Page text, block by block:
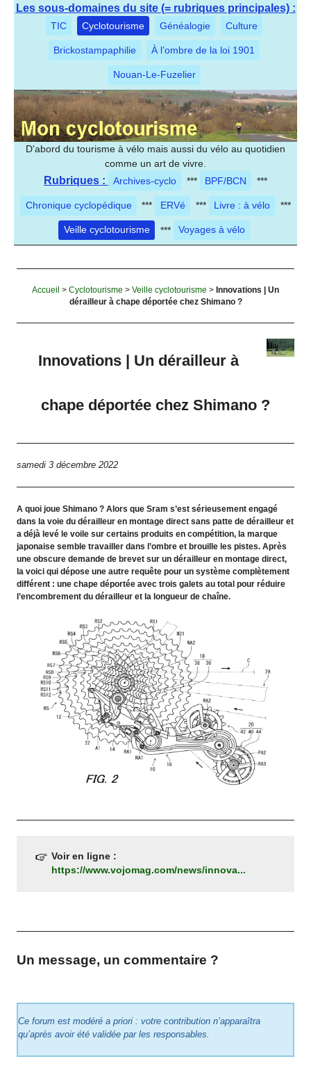
Les sous-domaines du site (= rubriques principales) :
TIC Cyclotourisme Généalogie Culture
Brickostampaphilie À l’ombre de la loi 1901
Nouan-Le-Fuzelier
D'abord du tourisme à vélo mais aussi du vélo au quotidien
comme un art de vivre.
Rubriques : Archives-cyclo *** BPF/BCN ***
Chronique cyclopédique *** ERVé *** Livre : à vélo ***
Veille cyclotourisme *** Voyages à vélo
Accueil > Cyclotourisme > Veille cyclotourisme > Innovations | Un
dérailleur à chape déportée chez Shimano ?
Innovations | Un dérailleur à
chape déportée chez Shimano ?
samedi 3 décembre 2022
A quoi joue Shimano ? Alors que Sram s’est sérieusement engagé
dans la voie du dérailleur en montage direct sans patte de dérailleur et
a déjà levé le voile sur certains produits en compétition, la marque
japonaise semble travailler dans l’ombre et brouille les pistes. Après
une obscure demande de brevet sur un dérailleur en montage direct,
la voici qui dépose une autre requête pour un système complètement
différent : une chape déportée avec trois galets au total pour réduire
l’encombrement du dérailleur et la longueur de chaîne.
Voir en ligne :
https://www.vojomag.com/news/innova...
Un message, un commentaire ?
Ce forum est modéré a priori : votre contribution n’apparaîtra
qu’après avoir été validée par les responsables.